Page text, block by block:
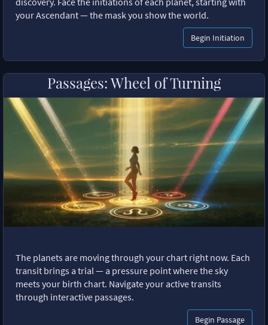
your Ascendant — the mask you show the world.
Begin Initiation
Passages: Wheel of Turning
The planets are moving through your chart right now. Each
transit brings a trial — a pressure point where the sky
meets your birth chart. Navigate your active transits
through interactive passages.
Begin Passage